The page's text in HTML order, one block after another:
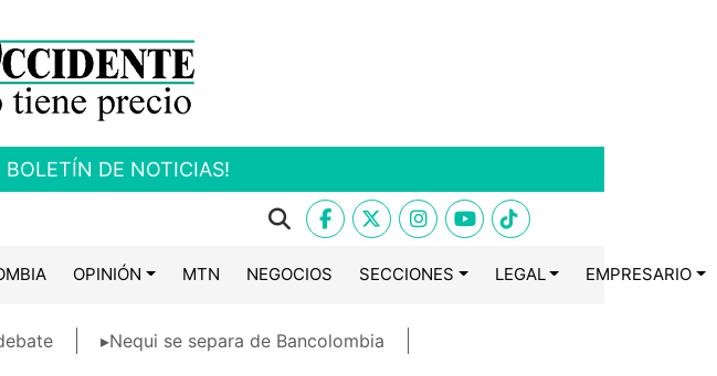
BOLETÍN DE NOTICIAS!
OPINIÓN MTN NEGOCIOS SECCIONES LEGAL EMPRESARIO
▸Nequi se separa de Bancolombia